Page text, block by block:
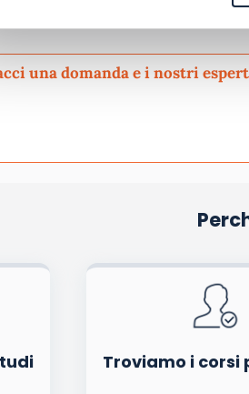
un cookie salvi i tuoi dati (nome, email) per il
conferma e
Troviamo i corsi